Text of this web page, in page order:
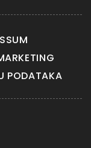
PODATAKA